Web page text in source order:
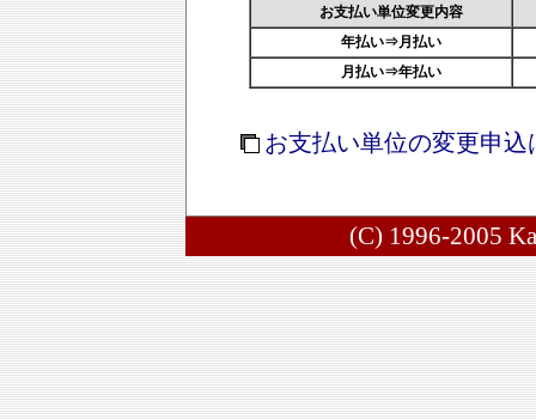
お支払い単位変更内容
年払い⇒月払い
月払い⇒年払い
お支払い単位の変更申
(C) 1996-2005